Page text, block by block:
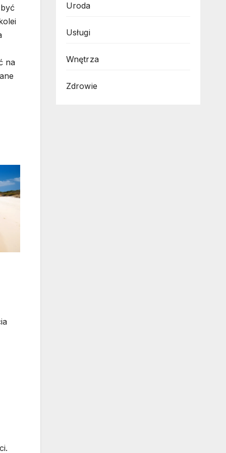
na
Uroda
Usługi
Wnętrza
Zdrowie